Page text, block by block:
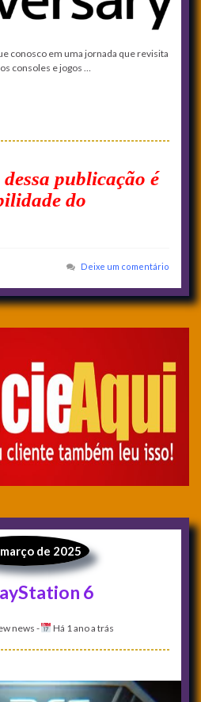
conosco em uma jornada que revisita
consoles e jogos …
publicação é
do
Deixe um comentário
de 2025
6
news - Há 1 ano a trás